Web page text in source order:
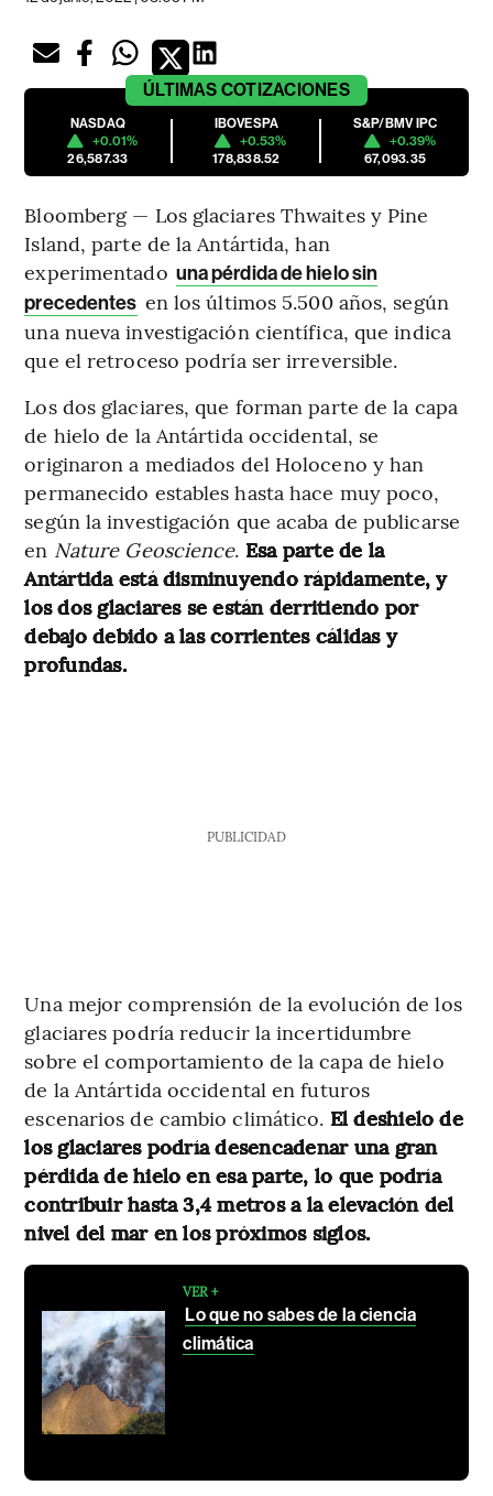
ÚLTIMAS COTIZACIONES
NASDAQ
+0.01%
26,587.33
IBOVESPA
+0.53%
178,838.52
S&P/BMV IPC
+0.39%
67,093.35
Bloomberg — Los glaciares Thwaites y Pine
Island, parte de la Antártida, han
experimentado una pérdida de hielo sin
precedentes en los últimos 5.500 años, según
una nueva investigación científica, que indica
que el retroceso podría ser irreversible.
Los dos glaciares, que forman parte de la capa
de hielo de la Antártida occidental, se
originaron a mediados del Holoceno y han
permanecido estables hasta hace muy poco,
según la investigación que acaba de publicarse
en Nature Geoscience. Esa parte de la
Antártida está disminuyendo rápidamente, y
los dos glaciares se están derritiendo por
debajo debido a las corrientes cálidas y
profundas.
PUBLICIDAD
Una mejor comprensión de la evolución de los
glaciares podría reducir la incertidumbre
sobre el comportamiento de la capa de hielo
de la Antártida occidental en futuros
escenarios de cambio climático. El deshielo de
los glaciares podría desencadenar una gran
pérdida de hielo en esa parte, lo que podría
contribuir hasta 3,4 metros a la elevación del
nivel del mar en los próximos siglos.
VER +
Lo que no sabes de la ciencia
climática